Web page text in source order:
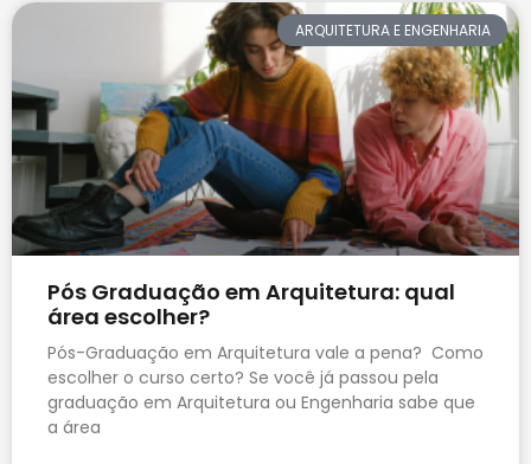
ARQUITETURA E ENGENHARIA
Pós Graduação em Arquitetura: qual
área escolher?
Pós-Graduação em Arquitetura vale a pena? Como
escolher o curso certo? Se você já passou pela
graduação em Arquitetura ou Engenharia sabe que
a área